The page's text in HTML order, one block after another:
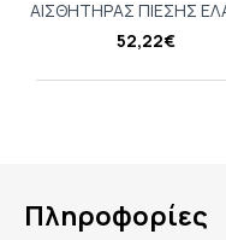
52,22€
Πληροφορίες